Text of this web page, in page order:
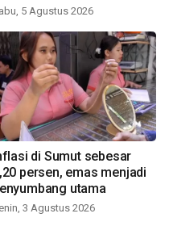
5 Agustus 2026
di Sumut sebesar
persen, emas menjadi
utama
3 Agustus 2026